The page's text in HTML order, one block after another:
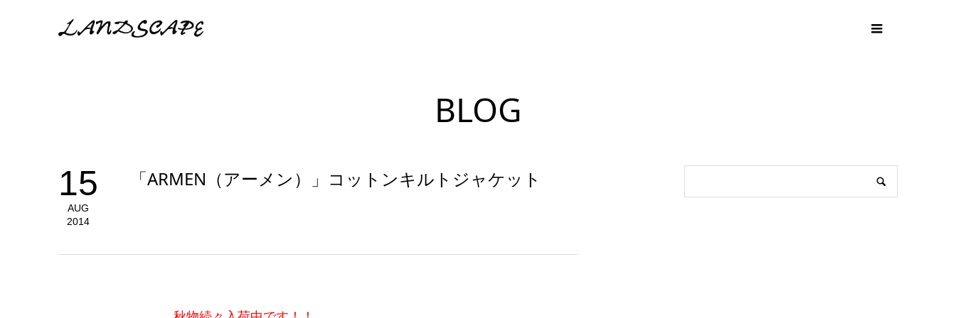
BLOG
15
AUG
2014
「ARMEN（アーメン）」コットンキルトジャケット